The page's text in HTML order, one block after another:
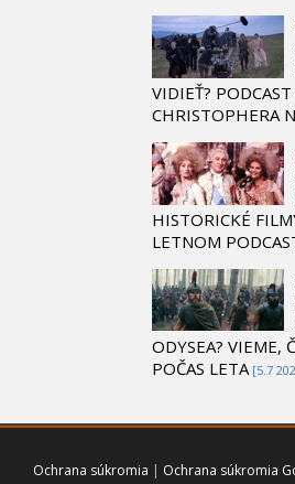
VIDIEŤ?
CHRISTOPHERA
HISTORICKÉ
LETNOM
ODYSEA? VIEME,
POČAS LETA [5.7
Ochrana súkromia | Ochrana súkromia